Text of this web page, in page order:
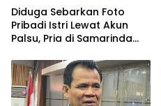
Diduga Sebarkan Foto
Pribadi Istri Lewat Akun
Palsu, Pria di Samarinda